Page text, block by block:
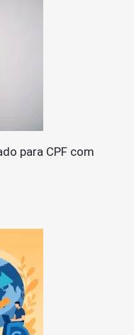
para CPF com